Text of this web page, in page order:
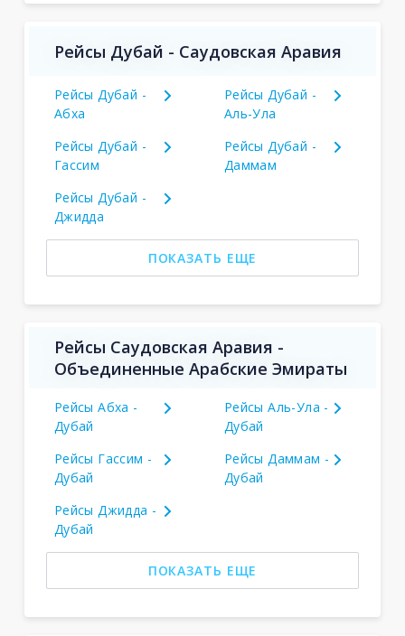
Рейсы Дубай - Саудовская Аравия
Рейсы Дубай -
Абха
Рейсы Дубай -
Аль-Ула
Рейсы Дубай -
Гассим
Рейсы Дубай -
Даммам
Рейсы Дубай -
Джидда
ПОКАЗАТЬ ЕЩЕ
Рейсы Саудовская Аравия -
Объединенные Арабские Эмираты
Рейсы Абха -
Дубай
Рейсы Аль-Ула -
Дубай
Рейсы Гассим -
Дубай
Рейсы Даммам -
Дубай
Рейсы Джидда -
Дубай
ПОКАЗАТЬ ЕЩЕ